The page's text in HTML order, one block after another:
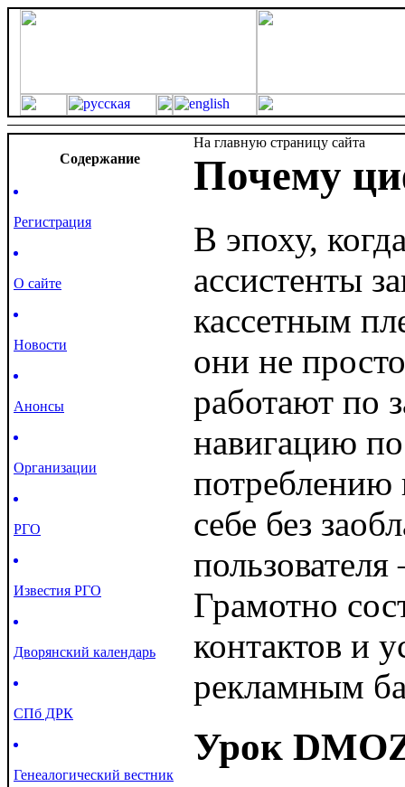
Cодержание
Регистрация
О сайте
Новости
Анонсы
Организации
РГО
Известия РГО
Дворянский календарь
СПб ДРК
Генеалогический вестник
На главную страницу сайта
Почему
В эпоху,
ассистенты
кассетным
они не
работают по
навигацию
потреблению
себе без
Грамотно
контактов и
рекламным
Урок